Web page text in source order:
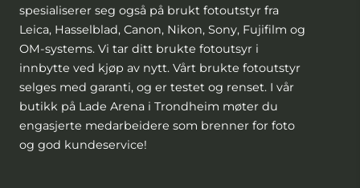
spesialiserer seg også på brukt fotoutstyr fra
Leica, Hasselblad, Canon, Nikon, Sony, Fujifilm og
OM-systems. Vi tar ditt brukte fotoutsyr i
innbytte ved kjøp av nytt. Vårt brukte fotoutstyr
selges med garanti, og er testet og renset. I vår
butikk på Lade Arena i Trondheim møter du
engasjerte medarbeidere som brenner for foto
og god kundeservice!